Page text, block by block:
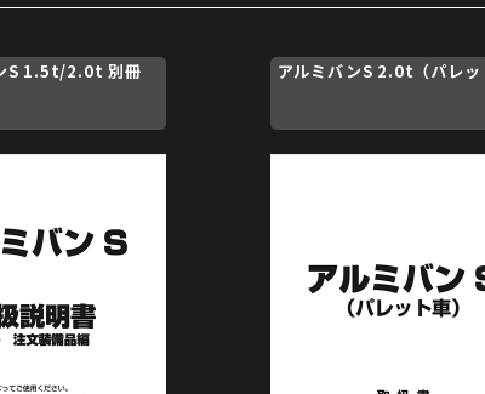
S 1.5t/2.0t 別冊 アルミバンS 2.0t（パレッ